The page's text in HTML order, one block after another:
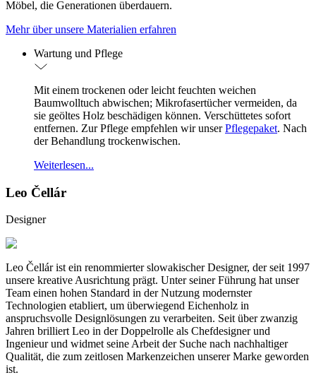
Möbel, die Generationen überdauern.
Mehr über unsere Materialien erfahren
Wartung und Pflege
Mit einem trockenen oder leicht feuchten weichen
Baumwolltuch abwischen; Mikrofasertücher vermeiden, da
sie geöltes Holz beschädigen können. Verschüttetes sofort
entfernen. Zur Pflege empfehlen wir unserPflegepaket. Nach
der Behandlung trockenwischen.
Weiterlesen...
Leo Čellár
Designer
Leo Čellár ist ein renommierter slowakischer Designer, der seit 1997
unsere kreative Ausrichtung prägt. Unter seiner Führung hat unser
Team einen hohen Standard in der Nutzung modernster
Technologien etabliert, um überwiegend Eichenholz in
anspruchsvolle Designlösungen zu verarbeiten. Seit über zwanzig
Jahren brilliert Leo in der Doppelrolle als Chefdesigner und
Ingenieur und widmet seine Arbeit der Suche nach nachhaltiger
Qualität, die zum zeitlosen Markenzeichen unserer Marke geworden
ist.